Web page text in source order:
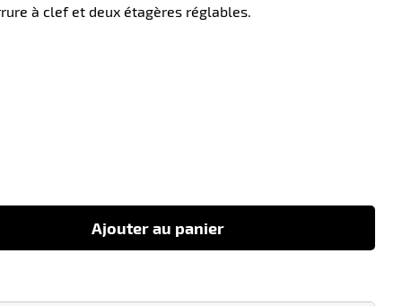
à clef et deux étagères réglables.
Ajouter au panier